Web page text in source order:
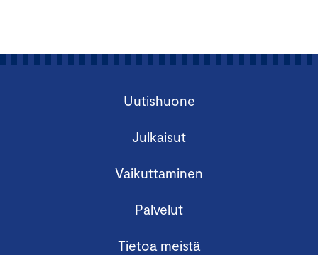
Uutishuone
Julkaisut
Vaikuttaminen
Palvelut
Tietoa meistä